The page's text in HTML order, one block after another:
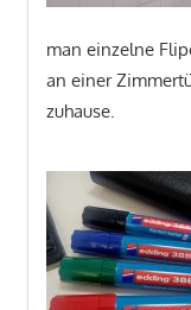
man einzelne
an einer
zuhause.